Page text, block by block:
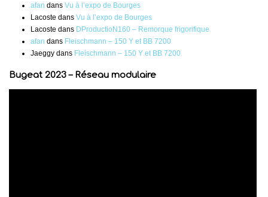
afan dans Vu à l’expo de Bourges
Lacoste dans Vu à l’expo de Bourges
Lacoste dans DProductioN160 – Remorque frigorifique
afan dans Fleischmann – 150 Y et BB 7200
Jaeggy dans Fleischmann – 150 Y et BB 7200
Bugeat 2023 – Réseau modulaire